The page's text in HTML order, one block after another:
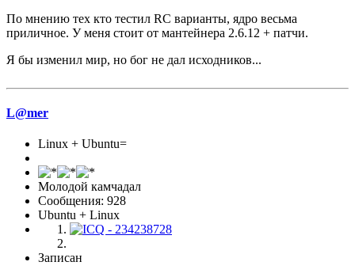
По мнению тех кто тестил RC варианты, ядро весьма
приличное. У меня стоит от мантейнера 2.6.12 + патчи.
Я бы изменил мир, но бог не дал исходников...
L@mer
Linux + Ubuntu=
Молодой камчадал
Сообщения: 928
Ubuntu + Linux
Записан